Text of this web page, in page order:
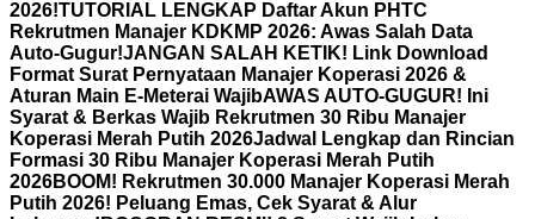
2026!TUTORIAL LENGKAP Daftar Akun PHTC
Rekrutmen Manajer KDKMP 2026: Awas Salah Data
Auto-Gugur!JANGAN SALAH KETIK! Link Download
Format Surat Pernyataan Manajer Koperasi 2026 &
Aturan Main E-Meterai WajibAWAS AUTO-GUGUR! Ini
Syarat & Berkas Wajib Rekrutmen 30 Ribu Manajer
Koperasi Merah Putih 2026Jadwal Lengkap dan Rincian
Formasi 30 Ribu Manajer Koperasi Merah Putih
2026BOOM! Rekrutmen 30.000 Manajer Koperasi Merah
Putih 2026! Peluang Emas, Cek Syarat & Alur